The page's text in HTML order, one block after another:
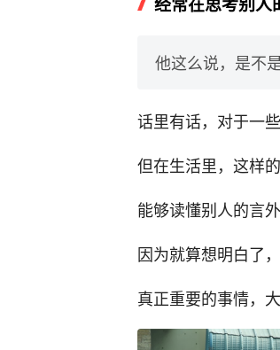
他这么说，是不
话里有话，对于一
但在生活里，这样
能够读懂别人的言
因为就算想明白了
真正重要的事情，